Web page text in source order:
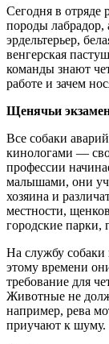
Сегодня в отряде
породы лабрадор,
эрдельтерьер,
венгерская
команды знают
работе и зачем
Щенячьи
Все собаки
кинологами —
профессии
малышами, они
хозяина и
местности,
городские парки,
На службу собаки
этому времени
требование для
Животные не
например, рева
приучают к шуму.